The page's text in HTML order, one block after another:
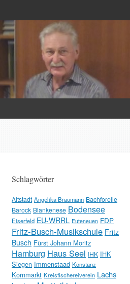
Schlagwörter
Altstadt Angelika Braumann Bachforelle
Barock Blankenese Bodensee
Eiserfeld EU-WRRL Euteneuen FDP
Fritz-Busch-Musikschule Fritz
Busch Fürst Johann Moritz
Hamburg Haus Seel IHK IHK
Siegen Immenstaad Konstanz
Kornmarkt Kreisfischereiverein Lachs